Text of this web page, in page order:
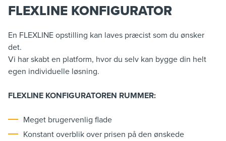
FLEXLINE KONFIGURATOR
En FLEXLINE opstilling kan laves præcist som du ønsker
det.
Vi har skabt en platform, hvor du selv kan bygge din helt
egen individuelle løsning.
FLEXLINE KONFIGURATOREN RUMMER:
Meget brugervenlig flade
Konstant overblik over prisen på den ønskede